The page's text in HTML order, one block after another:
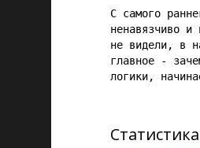
С самого
ненавязчиво
не видели, в
главное -
логики,
Статистика